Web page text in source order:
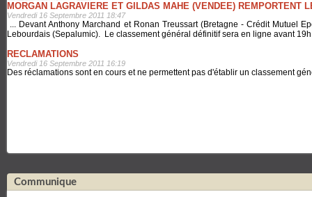
MORGAN LAGRAVIERE ET GILDAS MAHE (VENDEE) REMPORTENT
Vendredi 16 Septembre 2011 18:47
... Devant Anthony Marchand et Ronan Treussart (Bretagne - Crédit Mutuel
Lebourdais (Sepalumic). Le classement général définitif sera en ligne avant
RECLAMATIONS
Vendredi 16 Septembre 2011 16:19
Des réclamations sont en cours et ne permettent pas d'établir un classement
Communique